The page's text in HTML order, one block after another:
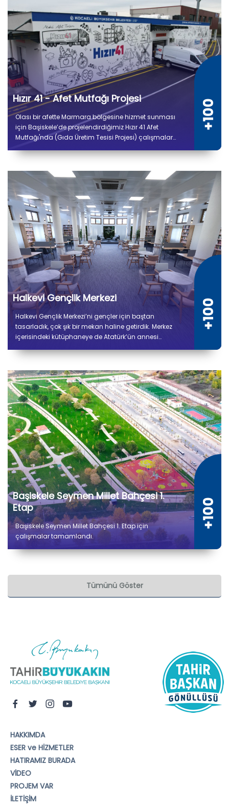
Hızır 41 - Afet Mutfağı Projesi
Olası bir afette Marmara bölgesine hizmet sunması
için Başiskele’de projelendirdiğimiz Hızır 41 Afet
Mutfağı'nda (Gıda Üretim Tesisi Projesi) çalışmalar
tesiste kuru ve soğuk depo alanları, gıda hazırlık,
Halkevi Gençlik Merkezi
Halkevi Gençlik Merkezi’ni gençler için baştan
tasarladık, çok şık bir mekan haline getirdik. Merkez
içerisindeki kütüphaneye de Atatürk’ün annesi
Başiskele Seymen Millet Bahçesi 1.
Etap
Başiskele Seymen Millet Bahçesi 1. Etap için
çalışmalar tamamlandı.
Tümünü Göster
HAKKIMDA
ESER ve HİZMETLER
HATIRAMIZ BURADA
VİDEO
PROJEM VAR
İLETİŞİM